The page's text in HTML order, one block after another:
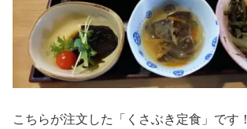
こちらが注文した「くさぶき定食」です！